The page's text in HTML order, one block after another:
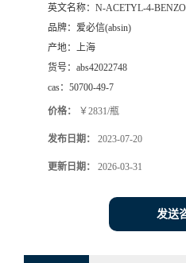
英文名称： N-ACETYL-4-
品牌： 爱必信(absin)
产地： 上海
货号： abs42022748
cas： 50700-49-7
价格： ￥2831/瓶
发布日期： 2023-07-20
更新日期： 2026-03-31
发送